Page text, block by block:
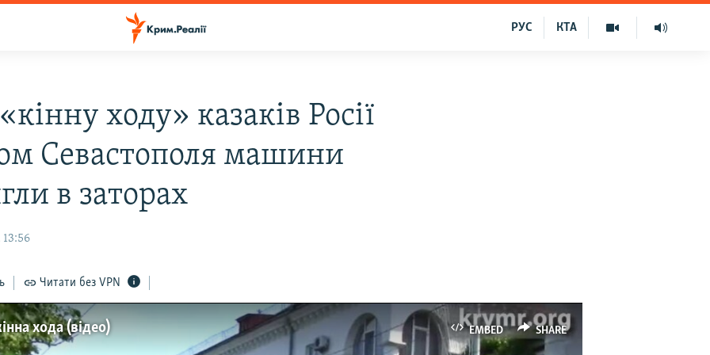
КТА
РУС
ходу» казаків Росії
Севастополя машини
в заторах
13:56
Читати без VPN
EMBED SHARE
хода (відео)